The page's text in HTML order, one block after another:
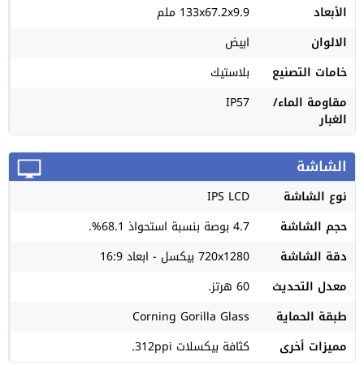
الأبعاد
133x67.2x9.9 ملم
الالوان
ابيض
خامات التصنيع
بلاستيك
مقاومة الماء/
الغبار
IP57
الشاشة
نوع الشاشة
IPS LCD
حجم الشاشة
4.7 بوصة بنسبة استحواذ 68.1%.
دقة الشاشة
720x1280 بيكسل - ابعاد 16:9
معدل التحديث
60 هرتز.
طبقة الحماية
Corning Gorilla Glass
مميزات أخرى
كثافة بيكسلات 312ppi.